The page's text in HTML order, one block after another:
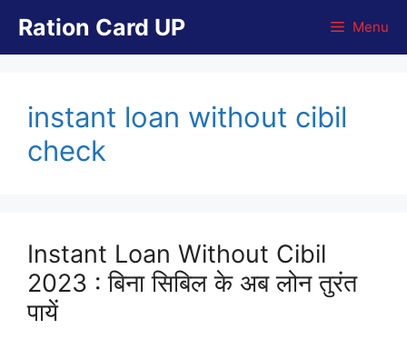
content
Ration Card UP Menu
instant loan without cibil
check
Instant Loan Without Cibil
2023 : बिना सिबिल के अब लोन तुरंत
पायें